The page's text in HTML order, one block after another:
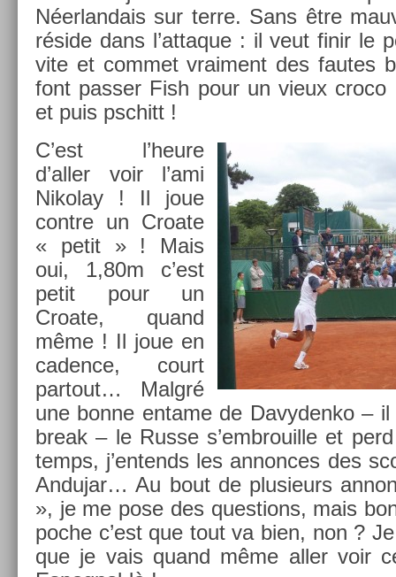
Néer­landais sur terre. Sans être
réside dans l’at­taque : il veut finir le
vite et com­met vrai­ment des fautes
font pass­er Fish pour un vieux
et puis pschitt !
C’est l’heure
d’aller voir l’ami
Nikolay ! Il joue
con­tre un Croate
« petit » ! Mais
oui, 1,80m c’est
petit pour un
Croate, quand
même ! Il joue en
cad­ence, court
par­tout… Malgré
une bonne en­tame de Davyden­ko –
break – le Russe s’embrouil­le et
temps, j’en­tends les an­non­ces des
An­dujar… Au bout de plusieurs
», je me pose des ques­tions, mais
poche c’est que tout va bien, non ?
que je vais quand même aller voir